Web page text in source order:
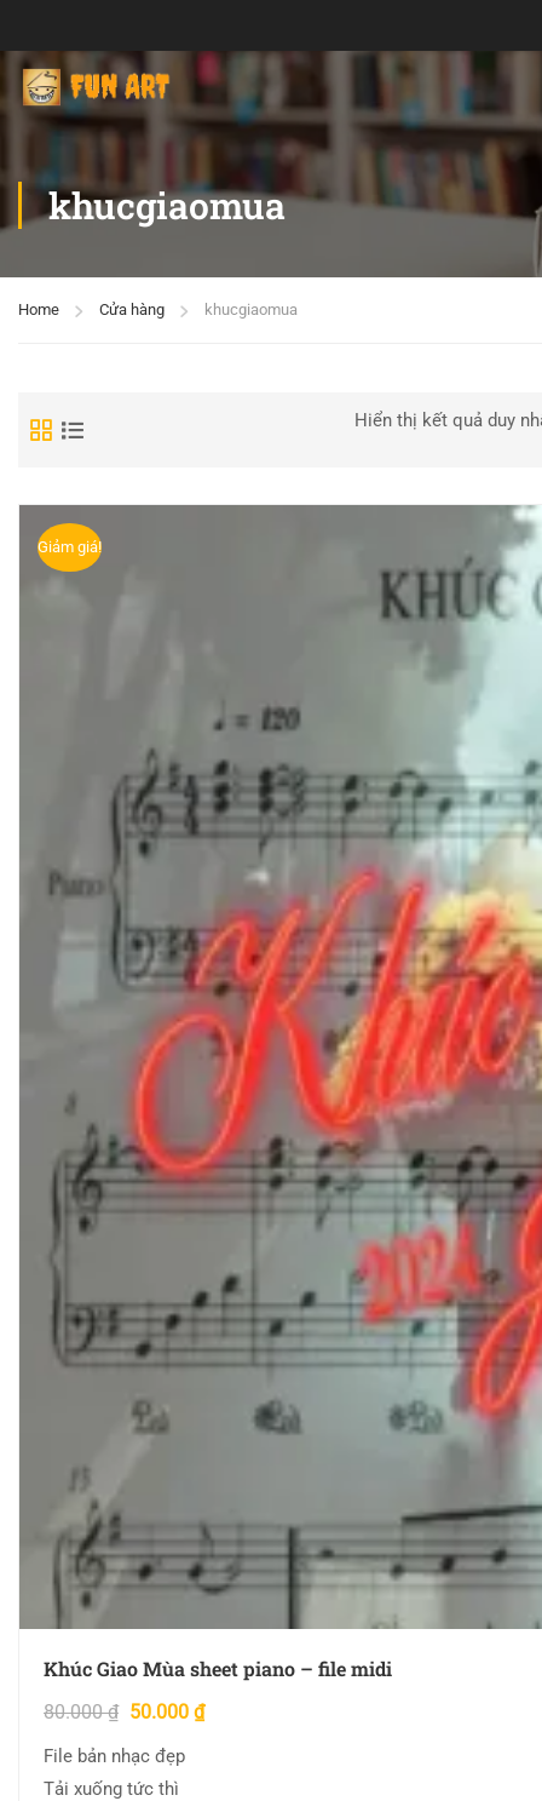
khucgiaomua
Home Cửa hàng khucgiaomua
Hiển thị kết quả duy
Giảm giá!
Khúc Giao Mùa sheet piano – file midi
80.000₫ 50.000 ₫
File bản nhạc đẹp
Tải xuống tức thì